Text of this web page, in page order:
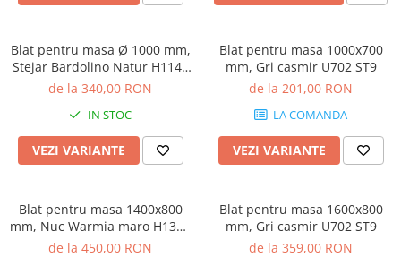
Lamele si cepi de lemn
Picioare si rotile mobilier
Picioare mobilier
Rotile mobilier
Scurgatoare pentru vase
Cosuri Jolly si coloane
Blat pentru masa Ø 1000 mm,
Stejar Bardolino Natur H1145
ST10
de la 340,00 RON
IN STOC
VEZI VARIANTE
Blat pentru masa 1000x700
mm, Gri casmir U702 ST9
de la 201,00 RON
LA COMANDA
VEZI VARIANTE
Blat pentru masa 1400x800
mm, Nuc Warmia maro H1307
ST19
de la 450,00 RON
Blat pentru masa 1600x800
mm, Gri casmir U702 ST9
de la 359,00 RON